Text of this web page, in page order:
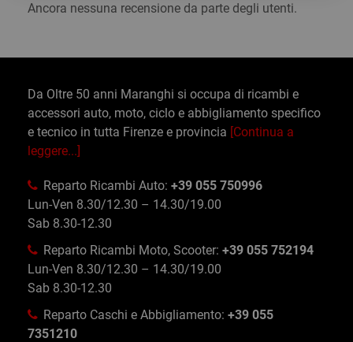
Ancora nessuna recensione da parte degli utenti.
Da Oltre 50 anni Maranghi si occupa di ricambi e
accessori auto, moto, ciclo e abbigliamento specifico
e tecnico in tutta Firenze e provincia [Continua a
leggere...]
Reparto Ricambi Auto: +39 055 750996
Lun-Ven 8.30/12.30 – 14.30/19.00
Sab 8.30-12.30
Reparto Ricambi Moto, Scooter: +39 055 752194
Lun-Ven 8.30/12.30 – 14.30/19.00
Sab 8.30-12.30
Reparto Caschi e Abbigliamento: +39 055
7351210